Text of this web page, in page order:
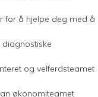
for å hjelpe deg med å
og velferdsteamet
økonomiteamet